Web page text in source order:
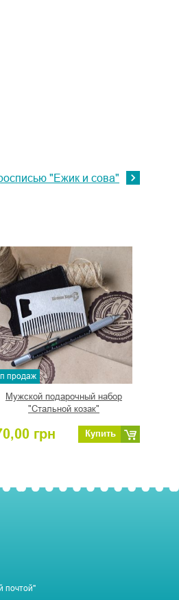
"Ежик и сова"
продаж
Мужской подарочный набор
"Стальной козак"
грн Купить
почтой"